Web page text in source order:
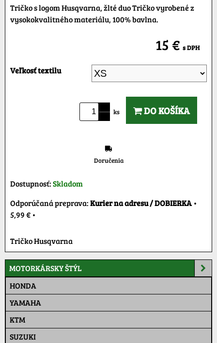
Tričko s logom Husqvarna, žlté duo Tričko vyrobené z
vysokokvalitného materiálu, 100% bavlna.
15 € s DPH
Veľkosť textilu
ks DO KOŠÍKA
Doručenia
Dostupnosť:Skladom
Kurier na adresu / DOBIERKA•
5,99 € •
Tričko Husqvarna
MOTORKÁRSKY ŠTÝL
HONDA
YAMAHA
KTM
SUZUKI